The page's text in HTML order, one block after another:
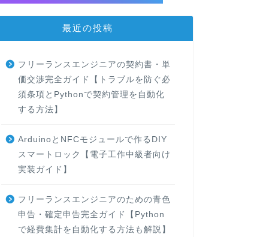
最近の投稿
フリーランスエンジニアの契約書・単
価交渉完全ガイド【トラブルを防ぐ必
須条項とPythonで契約管理を自動化
する方法】
ArduinoとNFCモジュールで作るDIY
スマートロック【電子工作中級者向け
実装ガイド】
フリーランスエンジニアのための青色
申告・確定申告完全ガイド【Python
で経費集計を自動化する方法も解説】